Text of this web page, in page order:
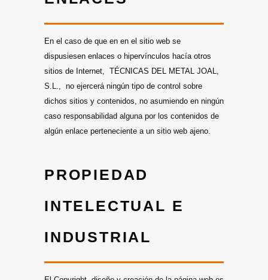
En el caso de que en en el sitio web se
dispusiesen enlaces o hipervínculos hacía otros
sitios de Internet, TÉCNICAS DEL METAL JOAL,
S.L., no ejercerá ningún tipo de control sobre
dichos sitios y contenidos, no asumiendo en ningún
caso responsabilidad alguna por los contenidos de
algún enlace perteneciente a un sitio web ajeno.
PROPIEDAD
INTELECTUAL E
INDUSTRIAL